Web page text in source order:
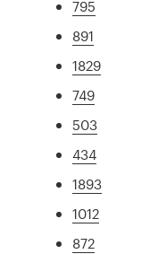
795
891
1829
749
503
434
1893
1012
872